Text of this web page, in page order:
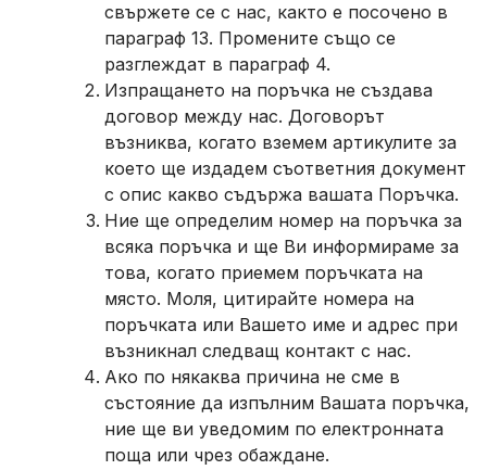
свържете се с нас, както е посочено в
параграф 13. Промените също се
разглеждат в параграф 4.
Изпращането на поръчка не създава
договор между нас. Договорът
възниква, когато вземем артикулите за
което ще издадем съответния документ
с опис какво съдържа вашата Поръчка.
Ние ще определим номер на поръчка за
всяка поръчка и ще Ви информираме за
това, когато приемем поръчката на
място. Моля, цитирайте номера на
поръчката или Вашето име и адрес при
възникнал следващ контакт с нас.
Ако по някаква причина не сме в
състояние да изпълним Вашата поръчка,
ние ще ви уведомим по електронната
поща или чрез обаждане.